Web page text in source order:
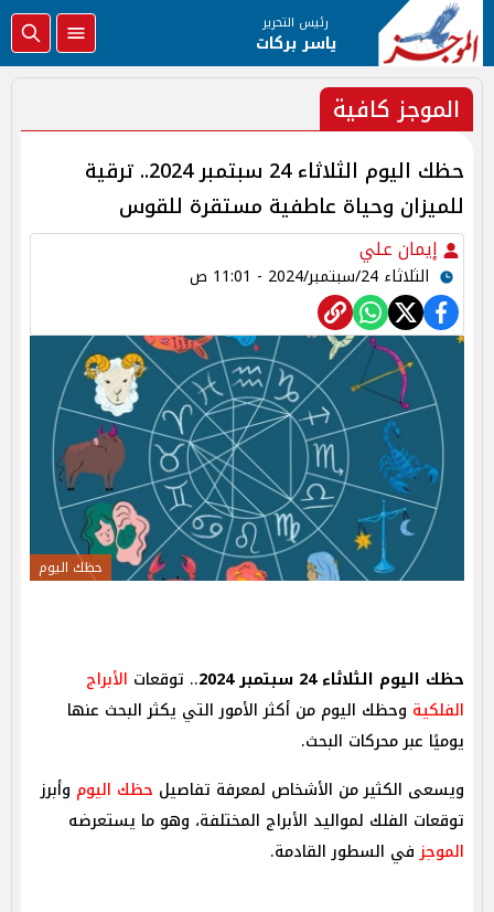
رئيس التحرير
ياسر بركات
الموجز كافية
حظك اليوم الثلاثاء 24 سبتمبر 2024.. ترقية
للميزان وحياة عاطفية مستقرة للقوس
إيمان علي
الثلاثاء 24/سبتمبر/2024 - 11:01 ص
حظك اليوم
حظك اليوم الثلاثاء 24 سبتمبر 2024 .. توقعات الأبراج
الفلكية وحظك اليوم من أكثر الأمور التي يكثر البحث عنها
يوميًا عبر محركات البحث.
ويسعى الكثير من الأشخاص لمعرفة تفاصيل حظك اليوم وأبرز
توقعات الفلك لمواليد الأبراج المختلفة، وهو ما يستعرضه
الموجزفي السطور القادمة.